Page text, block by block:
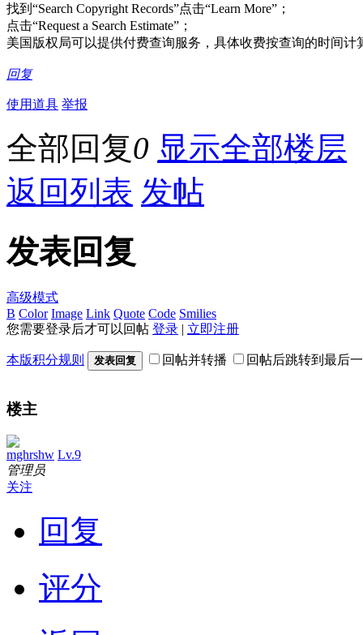
找到“Search Copyright Records”点击“Learn More”；
点击“Request a Search Estimate”；
美国版权局可以提供付费查询服务，具体收费按查询的时间计
回复
使用道具 举报
全部回复0 显示全部楼层
返回列表 发帖
发表回复
高级模式
B Color Image Link Quote Code Smilies
您需要登录后才可以回帖 登录 | 立即注册
本版积分规则 发表回复 回帖并转播 回帖后跳转到最后
楼主
mghrshw Lv.9
管理员
关注
回复
评分